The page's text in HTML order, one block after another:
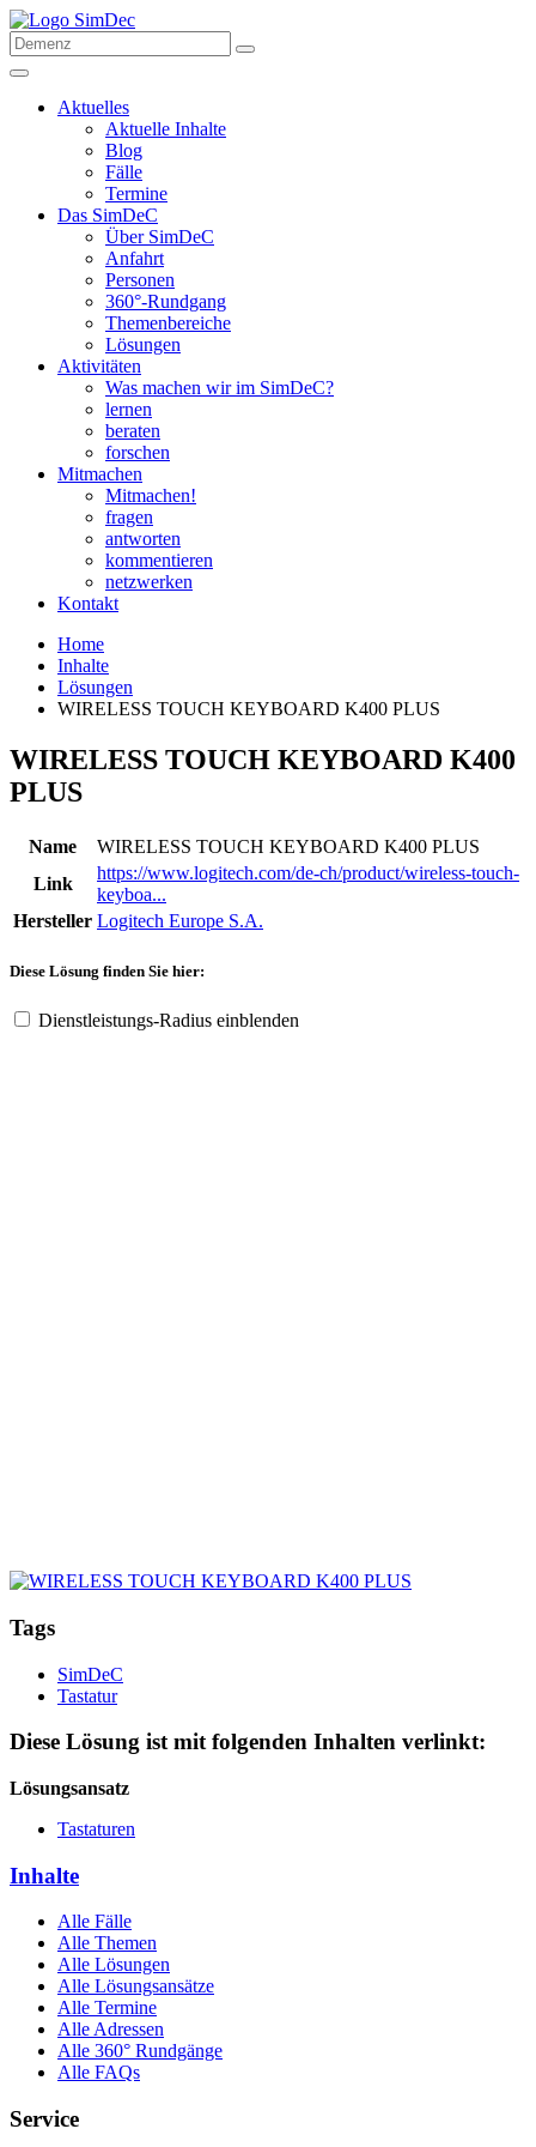
Aktuelles
Aktuelle Inhalte
Blog
Fälle
Termine
Das SimDeC
Über SimDeC
Anfahrt
Personen
360°-Rundgang
Themenbereiche
Lösungen
Aktivitäten
Was machen wir im SimDeC?
lernen
beraten
forschen
Mitmachen
Mitmachen!
fragen
antworten
kommentieren
netzwerken
Kontakt
Home
Inhalte
Lösungen
WIRELESS TOUCH KEYBOARD K400 PLUS
WIRELESS TOUCH KEYBOARD K400
PLUS
Name
WIRELESS TOUCH KEYBOARD K400 PLUS
Link
https://www.logitech.com/de-ch/product/wireless-touch-
keyboa...
Hersteller Logitech Europe S.A.
Diese Lösung finden Sie hier:
Dienstleistungs-Radius einblenden
Tags
SimDeC
Tastatur
Diese Lösung ist mit folgenden Inhalten verlinkt:
Lösungsansatz
Tastaturen
Inhalte
Alle Fälle
Alle Themen
Alle Lösungen
Alle Lösungsansätze
Alle Termine
Alle Adressen
Alle 360° Rundgänge
Alle FAQs
Service